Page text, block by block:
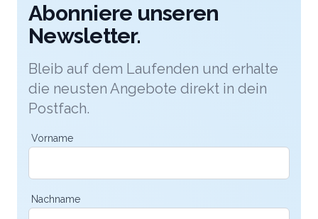
Abonniere unseren
Newsletter.
Bleib auf dem Laufenden und erhalte
die neusten Angebote direkt in dein
Postfach.
Vorname
Nachname